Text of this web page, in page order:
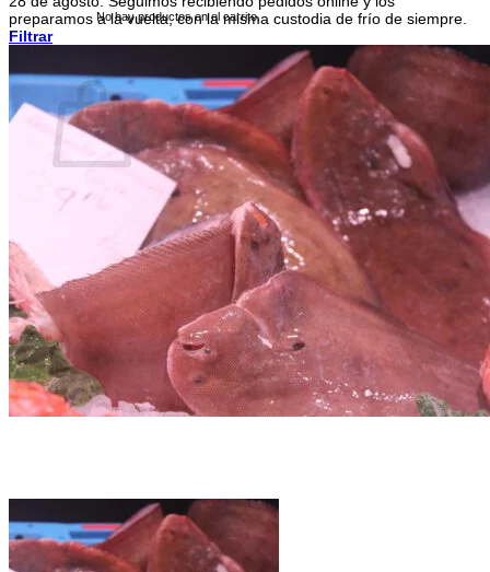
No hay productos en el carrito.
Carrito
No hay productos en el carrito.
Volver a la tienda
preparamos a la vuelta, con la misma custodia de frío de siempre.
Filtrar